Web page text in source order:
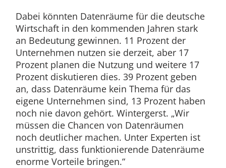
Dabei könnten Datenräume für die deutsche
Wirtschaft in den kommenden Jahren stark
an Bedeutung gewinnen. 11 Prozent der
Unternehmen nutzen sie derzeit, aber 17
Prozent planen die Nutzung und weitere 17
Prozent diskutieren dies. 39 Prozent geben
an, dass Datenräume kein Thema für das
eigene Unternehmen sind, 13 Prozent haben
noch nie davon gehört. Wintergerst. „Wir
müssen die Chancen von Datenräumen
noch deutlicher machen. Unter Experten ist
unstrittig, dass funktionierende Datenräume
enorme Vorteile bringen.“